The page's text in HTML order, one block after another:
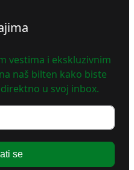
vestima i ekskluzivnim
naš bilten kako biste
u svoj inbox.
se